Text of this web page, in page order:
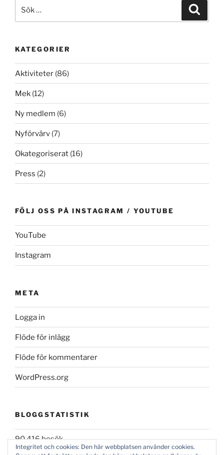
efter:
KATEGORIER
Aktiviteter (86)
Mek (12)
Ny medlem (6)
Nyförvärv (7)
Okategoriserat (16)
Press (2)
FÖLJ OSS PÅ INSTAGRAM / YOUTUBE
YouTube
Instagram
META
Logga in
Flöde för inlägg
Flöde för kommentarer
WordPress.org
BLOGGSTATISTIK
90 416 besök
Integritet och cookies: Den här webbplatsen använder cookies.